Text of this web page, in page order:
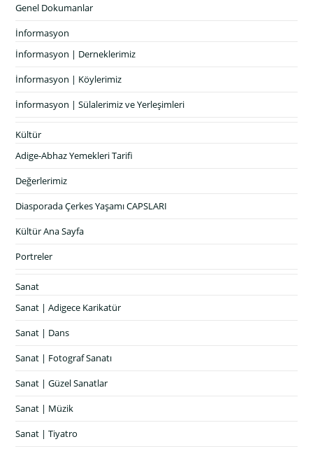
Genel Dokumanlar
İnformasyon
İnformasyon | Derneklerimiz
İnformasyon | Köylerimiz
İnformasyon | Sülalerimiz ve Yerleşimleri
Kültür
Adige-Abhaz Yemekleri Tarifi
Değerlerimiz
Diasporada Çerkes Yaşamı CAPSLARI
Kültür Ana Sayfa
Portreler
Sanat
Sanat | Adigece Karikatür
Sanat | Dans
Sanat | Fotograf Sanatı
Sanat | Güzel Sanatlar
Sanat | Müzik
Sanat | Tiyatro